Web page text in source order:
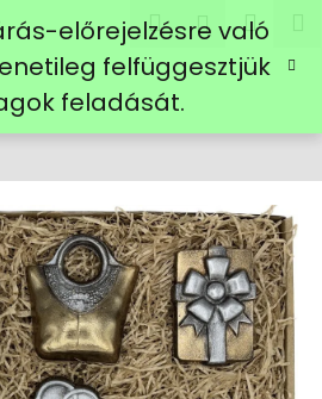
előrejelzésre való
felfüggesztjük
feladását.
Keresés